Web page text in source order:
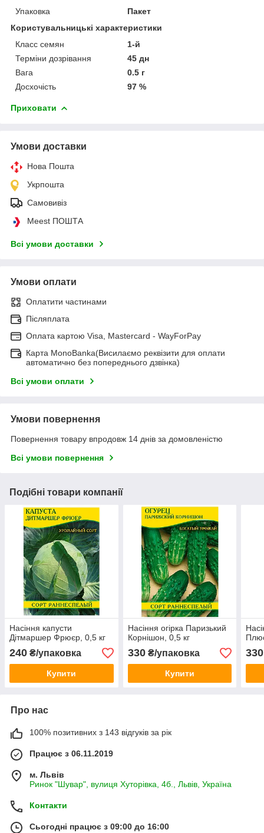
Упаковка
Пакет
Користувальницькі характеристики
Класс семян
1-й
Терміни дозрівання
45 дн
Вага
0.5 г
Досхочість
97 %
Приховати
Умови доставки
Нова Пошта
Укрпошта
Самовивіз
Meest ПОШТА
Всі умови доставки
Умови оплати
Оплатити частинами
Післяплата
Оплата картою Visa, Mastercard - WayForPay
Карта MonoBanka(Висилаємо реквізити для оплати
автоматично без попереднього дзвінка)
Всі умови оплати
Умови повернення
Повернення товару впродовж 14 днів за домовленістю
Всі умови повернення
Подібні товари компанії
Насіння капусти
Дітмаршер Фрюєр, 0,5 кг
240 ₴/упаковка
Купити
Насіння огірка Паризький
Корнішон, 0,5 кг
330₴/упаковка
Купити
330
Про нас
100% позитивних з 143 відгуків за рік
Працює з 06.11.2019
м. Львів
Ринок "Шувар", вулиця Хуторівка, 4б., Львів, Україна
Контакти
Сьогодні працює з 09:00 до 16:00